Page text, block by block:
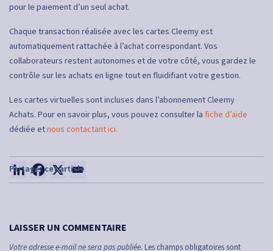
pour le paiement d’un seul achat.
Chaque transaction réalisée avec les cartes Cleemy est
automatiquement rattachée à l’achat correspondant. Vos
collaborateurs restent autonomes et de votre côté, vous gardez le
contrôle sur les achats en ligne tout en fluidifiant votre gestion.
Les cartes virtuelles sont incluses dans l’abonnement Cleemy
Achats. Pour en savoir plus, vous pouvez consulter lafiche d’aide
dédiée etnous contactant ici.
LAISSER UN COMMENTAIRE
Votre adresse e-mail ne sera pas publiée. Les champs obligatoires sont